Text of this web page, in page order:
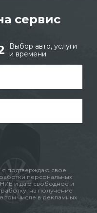
сервис
Выбор авто, услуги
и времени
я подтверждаю свое
персональных
и даю свободное и
на получение
том числе в рекламных